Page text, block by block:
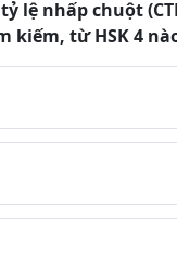
nhấp chuột
từ HSK 4